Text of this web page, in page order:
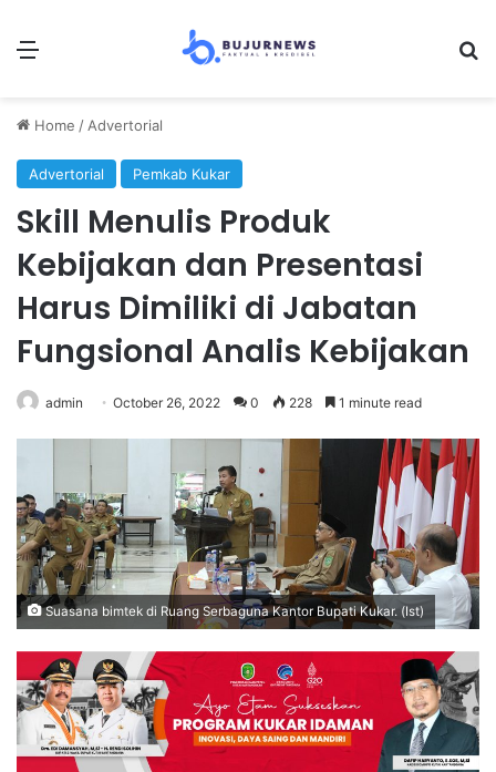
Home / Advertorial
Advertorial Pemkab Kukar
Skill Menulis Produk
Kebijakan dan Presentasi
Harus Dimiliki di Jabatan
Fungsional Analis Kebijakan
admin October 26, 2022 0 228 1 minute read
Suasana bimtek di Ruang Serbaguna Kantor Bupati Kukar. (Ist)